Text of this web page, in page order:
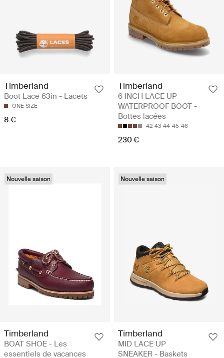
Timberland
Boot Lace 63in - Lacets
ONE SIZE
8 €
Timberland
6 INCH LACE UP
WATERPROOF BOOT -
Bottes lacées
42 43 44 45 46
230 €
Nouvelle saison
Timberland
BOAT SHOE - Les
essentiels de vacances
Nouvelle saison
Timberland
MID LACE UP
SNEAKER - Baskets